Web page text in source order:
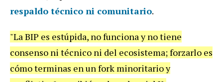
respaldo técnico ni comunitario.
"La BIP es estúpida, no funciona y no tiene
consenso ni técnico ni del ecosistema; forzarlo es
cómo terminas en un fork minoritario y